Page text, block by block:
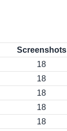
Screenshots
18
18
18
18
18